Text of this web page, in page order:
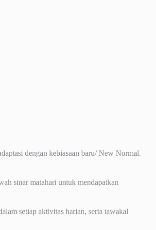
dengan kebiasaan baru/ New Normal.
sinar matahari untuk mendapatkan
setiap aktivitas harian, serta tawakal